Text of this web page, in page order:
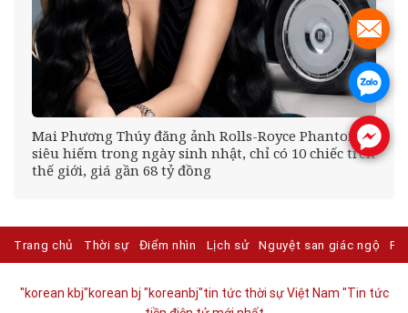
Mai Phương Thúy đăng ảnh Rolls-Royce Phantom
siêu hiếm trong ngày sinh nhật, chỉ có 10 chiếc trên
thế giới, giá gần 68 tỷ đồng
Trang chủ Thời sự Điểm nhìn Lịch sử Nguyệt san giác ngộ
"korean kbj​"korean bj "koreanbj​"tin tức thời sự Việt Nam "Tin tức
.
.
.